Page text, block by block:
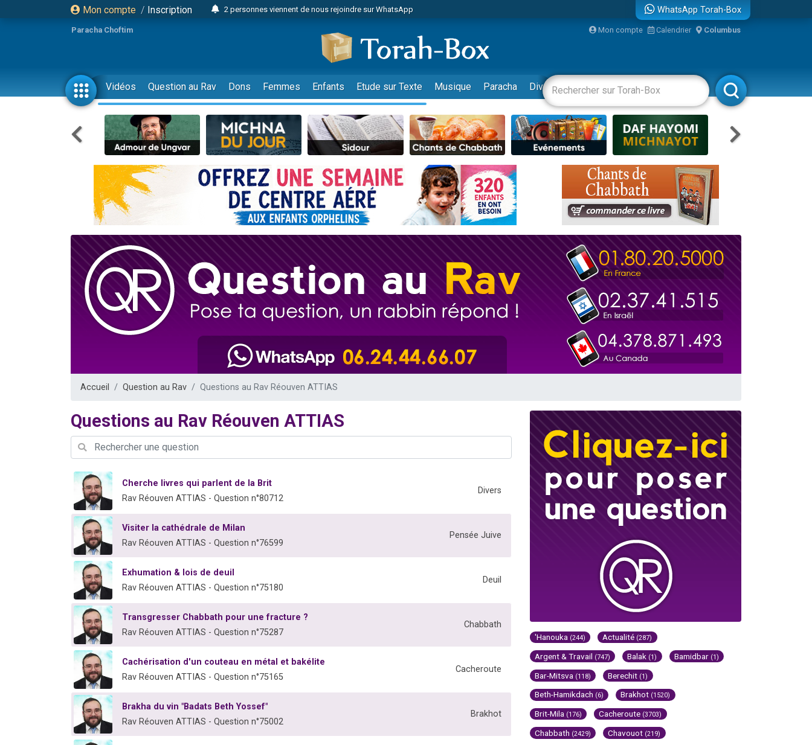
Mon compte / Inscription
2 personnes viennent de nous rejoindre sur WhatsApp
3 personnes viennent de faire un don pour Événements Torah-Box
2 personnes viennent de faire un don pour Tsédaka : pauvres d'Israel
3 personnes viennent de nous rejoindre sur WhatsApp
11 personnes viennent de demander une bénédiction
3 personnes viennent de faire un don pour Diane, 80 ans, dans un appartement insalubre
Il reste 49 places pour étudier en groupe sur Zoom
2 personnes viennent de nous rejoindre sur WhatsApp
29 personnes viennent de demander une bénédiction
Il reste 49 places pour étudier en groupe sur Zoom
2 personnes viennent de nous rejoindre sur WhatsApp
6 personnes viennent de nous rejoindre sur WhatsApp
4 personnes viennent de faire un don pour Reloger Rivka, 6 enfants, victime de violences...
2 personnes viennent de faire un don pour 1 Journée de Vacances Pour les Enfants
17 personnes viennent de demander une bénédiction
Il reste 49 places pour étudier en groupe sur Zoom
Eva vient de donner son Maasser
Eli vient de donner son Maasser
WhatsApp Torah-Box
Paracha Choftim Mon compte Calendrier Columbus
Vidéos Question au Rav Dons Femmes Enfants Etude sur Texte Musique Paracha Divertissements Livres Rabbanim
Accueil Question au Rav Questions au Rav Réouven ATTIAS
Questions au Rav Réouven ATTIAS
Cherche livres qui parlent de la Brit
Rav Réouven ATTIAS - Question n°80712
Divers
Visiter la cathédrale de Milan
Rav Réouven ATTIAS - Question n°76599
Pensée Juive
Exhumation & lois de deuil
Rav Réouven ATTIAS - Question n°75180
Deuil
Transgresser Chabbath pour une fracture ?
Rav Réouven ATTIAS - Question n°75287
Chabbath
Cachérisation d'un couteau en métal et bakélite
Rav Réouven ATTIAS - Question n°75165
Cacheroute
Brakha du vin "Badats Beth Yossef"
Rav Réouven ATTIAS - Question n°75002
Brakhot
'Hanouka (244) Actualité (287)
Argent & Travail (747) Balak (1) Bamidbar (1)
Bar-Mitsva (118) Berechit (1)
Beth-Hamikdach (6) Brakhot (1520)
Brit-Mila (176) Cacheroute (3703)
Chabbath (2429) Chavouot (219)